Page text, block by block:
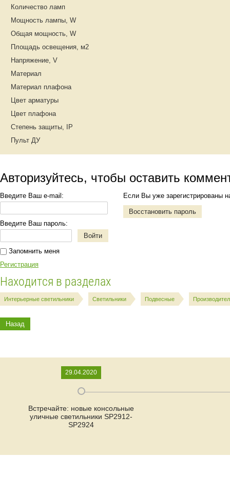
Количество ламп
Мощность лампы, W
Общая мощность, W
Площадь освещения, м2
Напряжение, V
Материал
Материал плафона
Цвет арматуры
Цвет плафона
Степень защиты, IP
Пульт ДУ
Авторизуйтесь, чтобы оставить
Введите Ваш e-mail:
Введите Ваш пароль:
Войти
Запомнить меня
Регистрация
Если Вы уже зарегистрированы
Восстановить пароль
Находится в разделах
Интерьерные светильники Светильники Подвесные
Назад
29.04.2020
Встречайте: новые консольные
уличные светильники SP2912-
SP2924